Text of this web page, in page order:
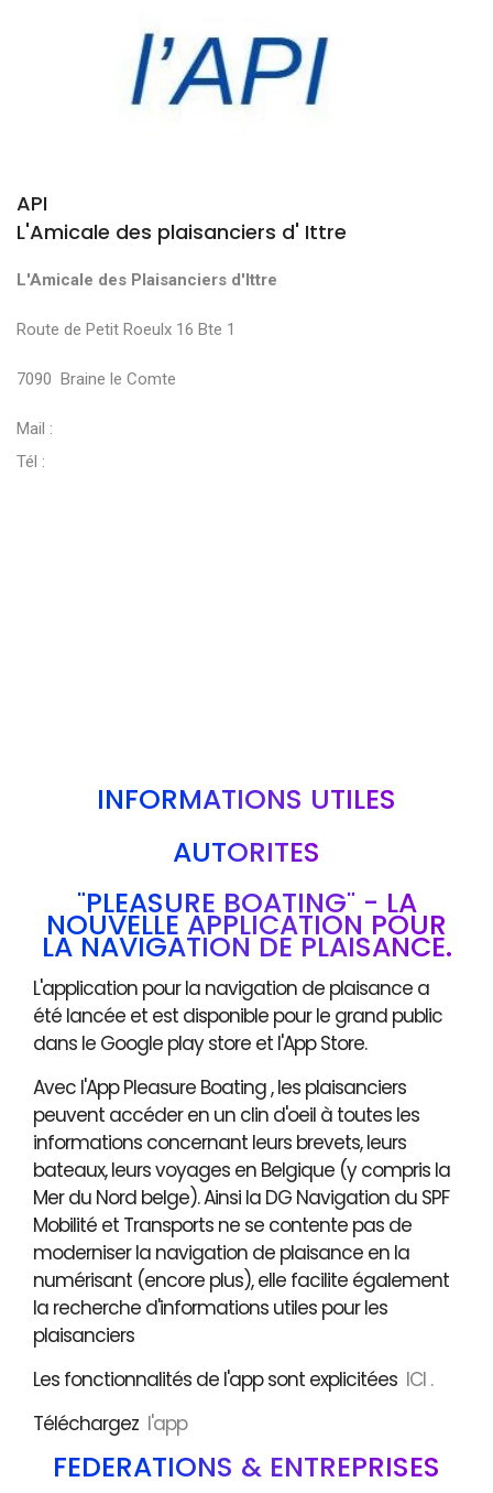
API
L'Amicale des plaisanciers d' Ittre
L'Amicale des Plaisanciers d'Ittre
Route de Petit Roeulx 16 Bte 1
7090 Braine le Comte
Mail :
Tél :
INFORMATIONS UTILES
AUTORITÉS
"PLEASURE BOATING" - LA
NOUVELLE APPLICATION POUR
LA NAVIGATION DE PLAISANCE.
L'application pour la navigation de plaisance a
été lancée et est disponible pour le grand public
dans le Google play store et l'App Store.
Avec l'App Pleasure Boating , les plaisanciers
peuvent accéder en un clin d'oeil à toutes les
informations concernant leurs brevets, leurs
bateaux, leurs voyages en Belgique (y compris la
Mer du Nord belge). Ainsi la DG Navigation du SPF
Mobilité et Transports ne se contente pas de
moderniser la navigation de plaisance en la
numérisant (encore plus), elle facilite également
la recherche d'informations utiles pour les
plaisanciers
Les fonctionnalités de l'app sont explicitées ICI .
Téléchargez l'app
FÉDÉRATIONS & ENTREPRISES